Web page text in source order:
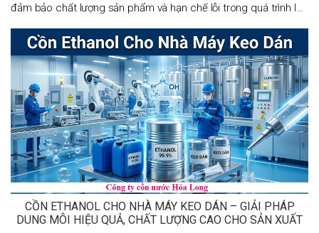
đảm bảo chất lượng sản phẩm và hạn chế lỗi trong quá trình lắp
ráp. Một trong những hóa chất được sử dụng phổ biến hiện nay
là cồn ethanol cho
CỒN ETHANOL CHO NHÀ MÁY KEO DÁN – GIẢI PHÁP
DUNG MÔI HIỆU QUẢ, CHẤT LƯỢNG CAO CHO SẢN XUẤT